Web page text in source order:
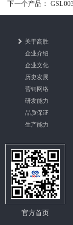
下一个产品：
关于高胜
企业介绍
企业文化
历史发展
营销网络
研发能力
品质保证
生产能力
官方首页